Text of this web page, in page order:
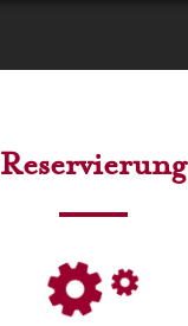
Reservierung